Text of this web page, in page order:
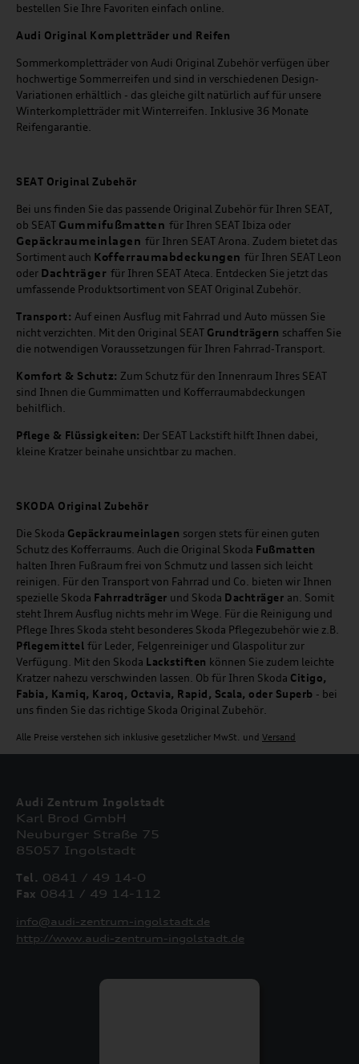
bestellen Sie Ihre Favoriten einfach online.
Audi Original Kompletträder und Reifen
Sommerkompletträder von Audi Original Zubehör verfügen über
hochwertige Sommerreifen und sind in verschiedenen Design-
Variationen erhältlich - das gleiche gilt natürlich auf für unsere
Winterkompletträder mit Winterreifen. Inklusive 36 Monate
Reifengarantie.
SEAT Original Zubehör
Bei uns finden Sie das passende Original Zubehör für Ihren SEAT,
ob SEAT Gummifußmatten für Ihren SEAT Ibiza oder
Gepäckraumeinlagen für Ihren SEAT Arona. Zudem bietet das
Sortiment auch Kofferraumabdeckungen für Ihren SEAT Leon
oder Dachträger für Ihren SEAT Ateca. Entdecken Sie jetzt das
umfassende Produktsortiment von SEAT Original Zubehör.
Transport: Auf einen Ausflug mit Fahrrad und Auto müssen Sie
nicht verzichten. Mit den Original SEAT Grundträgern schaffen Sie
die notwendigen Voraussetzungen für Ihren Fahrrad-Transport.
Komfort & Schutz: Zum Schutz für den Innenraum Ihres SEAT
sind Ihnen die Gummimatten und Kofferraumabdeckungen
behilflich.
Pflege & Flüssigkeiten: Der SEAT Lackstift hilft Ihnen dabei,
kleine Kratzer beinahe unsichtbar zu machen.
SKODA Original Zubehör
Die Skoda Gepäckraumeinlagen sorgen stets für einen guten
Schutz des Kofferraums. Auch die Original Skoda Fußmatten
halten Ihren Fußraum frei von Schmutz und lassen sich leicht
reinigen. Für den Transport von Fahrrad und Co. bieten wir Ihnen
spezielle Skoda Fahrradträger und Skoda Dachträger an. Somit
steht Ihrem Ausflug nichts mehr im Wege. Für die Reinigung und
Pflege Ihres Skoda steht besonderes Skoda Pflegezubehör wie z.B.
Pflegemittel für Leder, Felgenreiniger und Glaspolitur zur
Verfügung. Mit den Skoda Lackstiften können Sie zudem leichte
Kratzer nahezu verschwinden lassen. Ob für Ihren Skoda Citigo,
Fabia, Kamiq, Karoq, Octavia, Rapid, Scala, oder Superb - bei
uns finden Sie das richtige Skoda Original Zubehör.
Alle Preise verstehen sich inklusive gesetzlicher MwSt. und Versand
Audi Zentrum Ingolstadt
Karl Brod GmbH
Neuburger Straße 75
85057 Ingolstadt
Tel. 0841 / 49 14-0
Fax 0841 / 49 14-112
info@audi-zentrum-ingolstadt.de
http://www.audi-zentrum-ingolstadt.de